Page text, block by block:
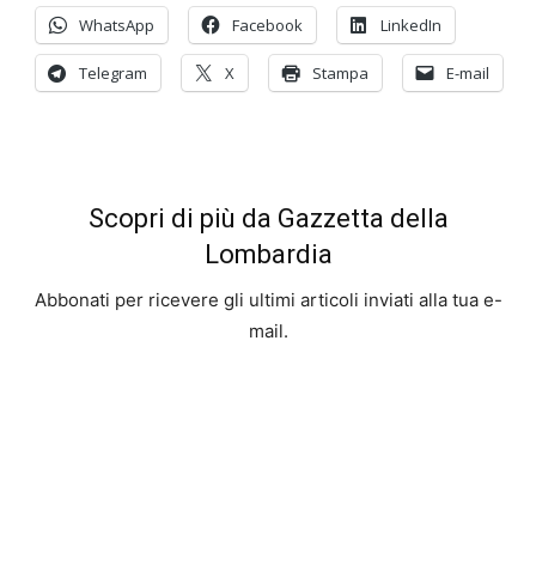
WhatsApp Facebook LinkedIn
Telegram X Stampa E-mail
Scopri di più da Gazzetta della
Lombardia
Abbonati per ricevere gli ultimi articoli inviati alla tua e-
mail.